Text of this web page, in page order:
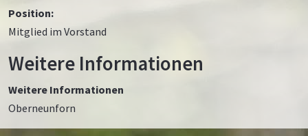
Position:
Mitglied im Vorstand
Weitere Informationen
Weitere Informationen
Oberneunforn